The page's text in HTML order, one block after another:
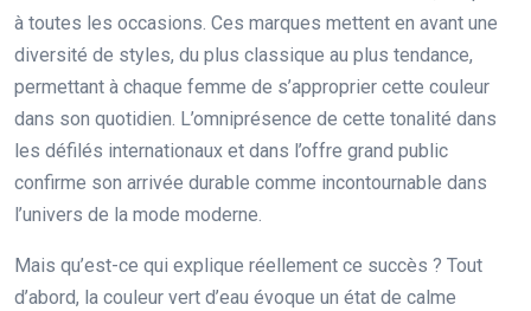
à toutes les occasions. Ces marques mettent en avant une
diversité de styles, du plus classique au plus tendance,
permettant à chaque femme de s’approprier cette couleur
dans son quotidien. L’omniprésence de cette tonalité dans
les défilés internationaux et dans l’offre grand public
confirme son arrivée durable comme incontournable dans
l’univers de la mode moderne.
Mais qu’est-ce qui explique réellement ce succès ? Tout
d’abord, la couleur vert d’eau évoque un état de calme